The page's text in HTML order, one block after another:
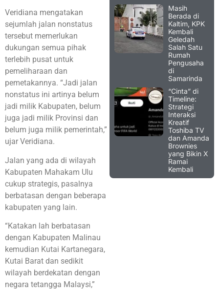
Veridiana mengatakan
sejumlah jalan nonstatus
tersebut memerlukan
dukungan semua pihak
terlebih pusat untuk
pemeliharaan dan
pemetakannya. “Jadi jalan
nonstatus ini artinya belum
jadi milik Kabupaten, belum
juga jadi milik Provinsi dan
belum juga milik pemerintah,”
ujar Veridiana.
Jalan yang ada di wilayah
Kabupaten Mahakam Ulu
cukup strategis, pasalnya
berbatasan dengan beberapa
kabupaten yang lain.
“Katakan lah berbatasan
dengan Kabupaten Malinau
kemudian Kutai Kartanegara,
Kutai Barat dan sedikit
wilayah berdekatan dengan
negara tetangga Malaysi,”
Masih
Berada di
Kaltim, KPK
Kembali
Geledah
Salah Satu
Rumah
Pengusaha
di
Samarinda
“Cinta” di
Timeline:
Strategi
Interaksi
Kreatif
Toshiba TV
dan Amanda
Brownies
yang Bikin X
Ramai
Kembali